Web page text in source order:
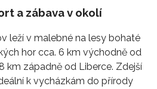
a zábava v okolí
leží v malebné na lesy bohaté
hor cca. 6 km východně od
km západně od Liberce. Zdejší
k vycházkám do přírody